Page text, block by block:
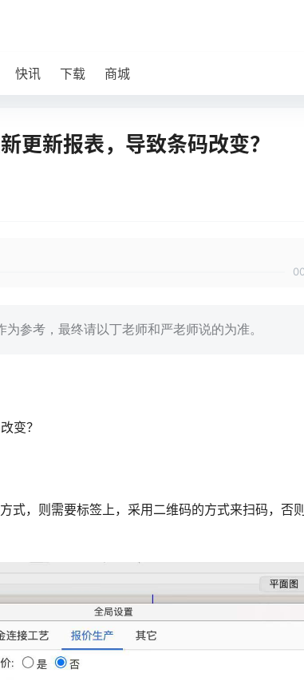
快讯 下载 商城
更新报表，导致条码改变？
参考，最终请以丁老师和严老师说的为准。
变？
式，则需要标签上，采用二维码的方式来扫码，否